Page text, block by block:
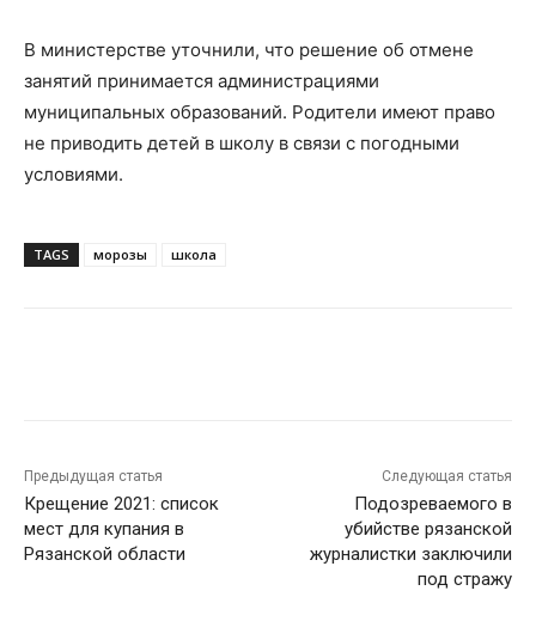
В министерстве уточнили, что решение об отмене
занятий принимается администрациями
муниципальных образований. Родители имеют право
не приводить детей в школу в связи с погодными
условиями.
TAGS морозы школа
Предыдущая статья
Крещение 2021: список
мест для купания в
Рязанской области
Следующая статья
Подозреваемого в
убийстве рязанской
журналистки заключили
под стражу